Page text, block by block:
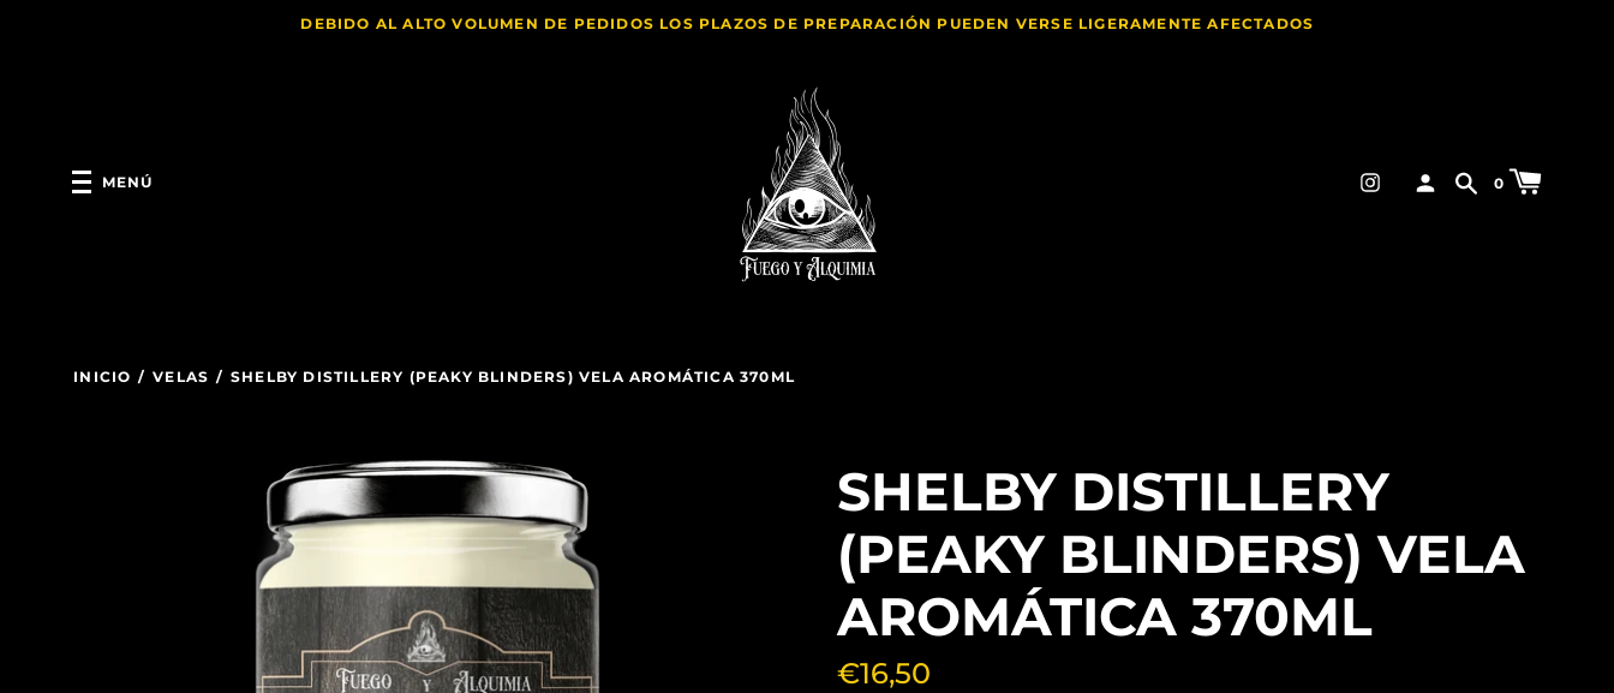
DEBIDO AL ALTO VOLUMEN DE PEDIDOS LOS PLAZOS DE PREPARACIÓN PUEDEN VERSE LIGERAMENTE AFECTADOS
MENÚ 0
INICIO / VELAS / SHELBY DISTILLERY (PEAKY BLINDERS) VELA AROMÁTICA 370ML
SHELBY DISTILLERY
(PEAKY BLINDERS) VELA
AROMÁTICA 370ML
€16,50